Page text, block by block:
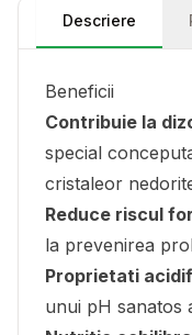
Descriere
Beneficii
Contribuie la
special
cristaleor
Reduce riscul
la prevenirea
Proprietati
unui pH sanatos